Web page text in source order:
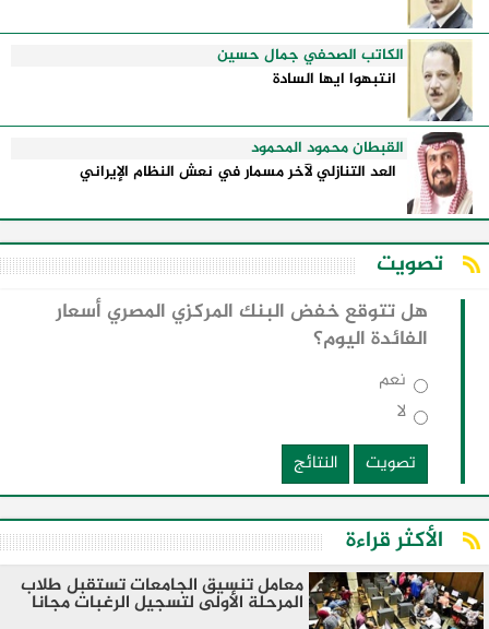
الكاتب الصحفي جمال حسين
انتبهوا ايها السادة
القبطان محمود المحمود
العد التنازلي لآخر مسمار في نعش النظام الإيراني
تصويت
هل تتوقع خفض البنك المركزي المصري أسعار
الفائدة اليوم؟
نعم
لا
تصويت
النتائج
الأكثر قراءة
معامل تنسيق الجامعات تستقبل طلاب
المرحلة الأولى لتسجيل الرغبات مجانا